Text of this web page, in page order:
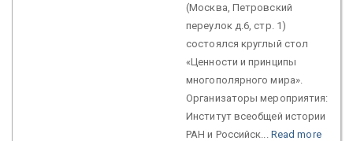
(Москва, Петровский
переулок д.6, стр. 1)
состоялся круглый стол
«Ценности и принципы
многополярного мира».
Организаторы мероприятия:
Институт всеобщей истории
РАН и Российск... Read more